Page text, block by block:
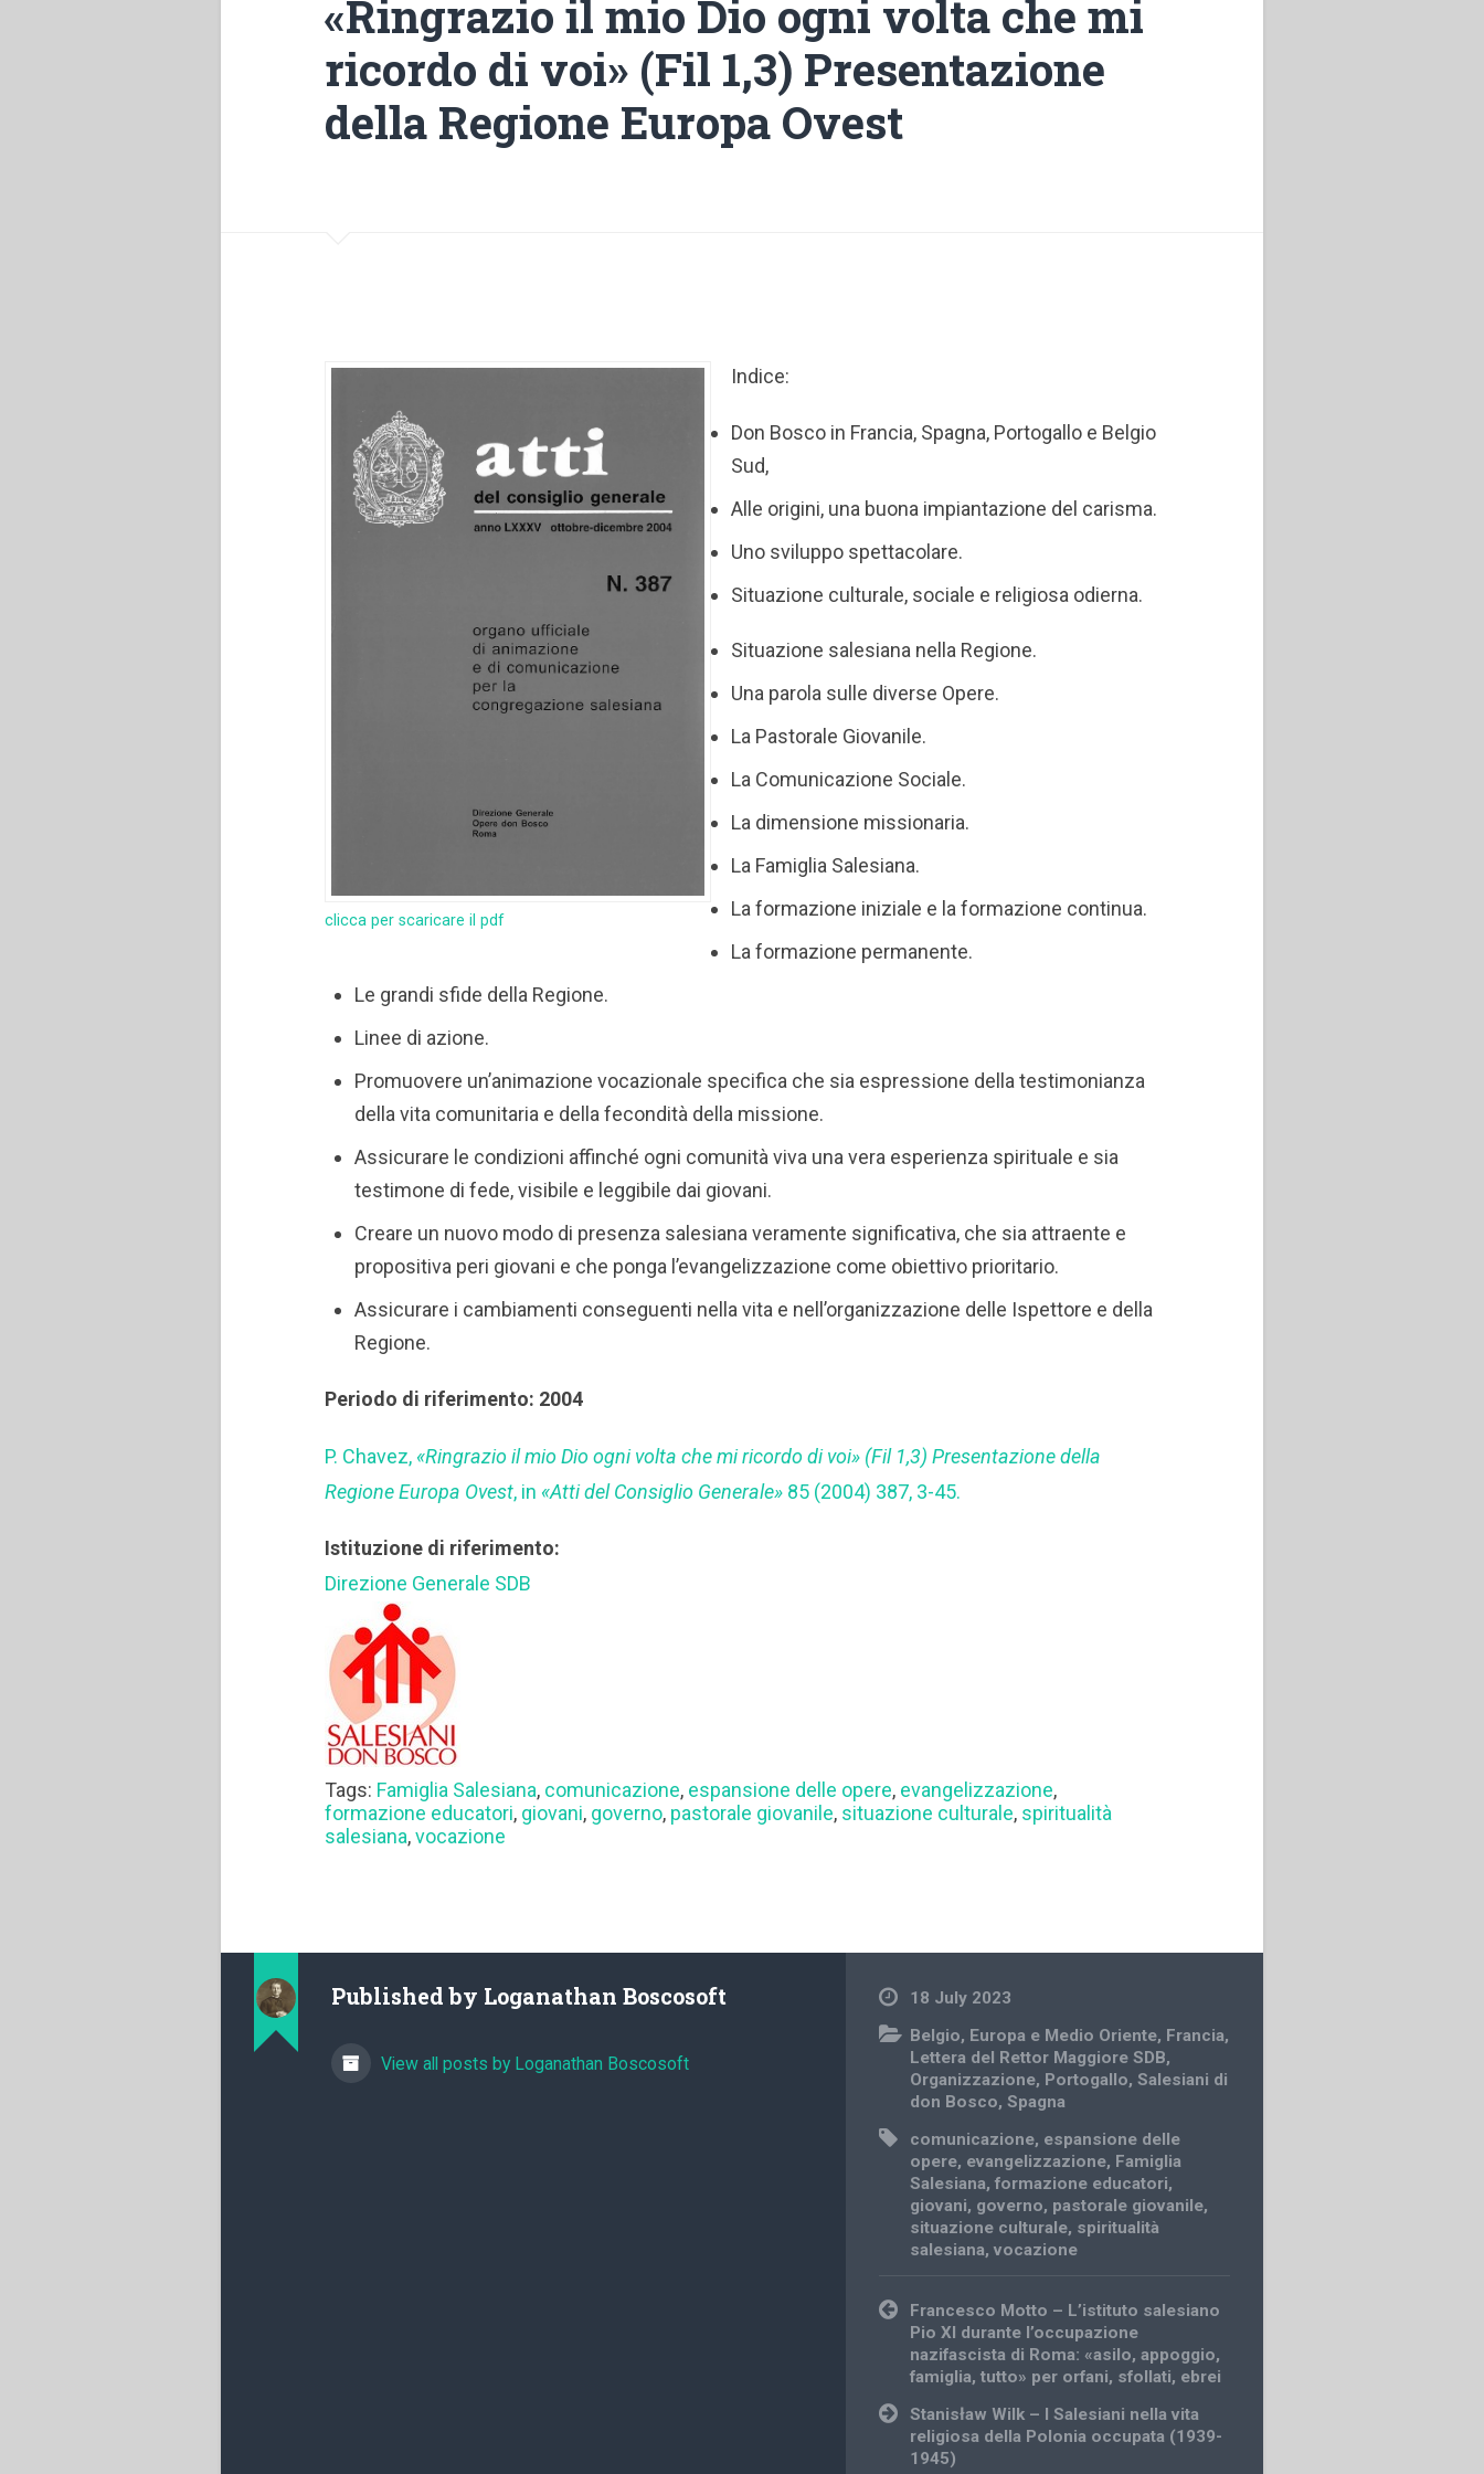
«Ringrazio il mio Dio ogni volta che mi
ricordo di voi» (Fil 1,3) Presentazione
della Regione Europa Ovest
clicca per scaricare il pdf
Indice:
Don Bosco in Francia, Spagna, Portogallo e Belgio
Sud,
Alle origini, una buona impiantazione del carisma.
Uno sviluppo spettacolare.
Situazione culturale, sociale e religiosa odierna.
Situazione salesiana nella Regione.
Una parola sulle diverse Opere.
La Pastorale Giovanile.
La Comunicazione Sociale.
La dimensione missionaria.
La Famiglia Salesiana.
La formazione iniziale e la formazione continua.
La formazione permanente.
Le grandi sfide della Regione.
Linee di azione.
Promuovere un’animazione vocazionale specifica che sia espressione della testimonianza
della vita comunitaria e della fecondità della missione.
Assicurare le condizioni affinché ogni comunità viva una vera esperienza spirituale e sia
testimone di fede, visibile e leggibile dai giovani.
Creare un nuovo modo di presenza salesiana veramente significativa, che sia attraente e
propositiva peri giovani e che ponga l’evangelizzazione come obiettivo prioritario.
Assicurare i cambiamenti conseguenti nella vita e nell’organizzazione delle Ispettore e della
Regione.
Periodo di riferimento: 2004
P. Chavez, «Ringrazio il mio Dio ogni volta che mi ricordo di voi» (Fil 1,3) Presentazione della
Regione Europa Ovest, in «Atti del Consiglio Generale» 85 (2004) 387, 3-45.
Istituzione di riferimento:
Direzione Generale SDB
Tags: Famiglia Salesiana, comunicazione, espansione delle opere, evangelizzazione,
formazione educatori, giovani, governo, pastorale giovanile, situazione culturale, spiritualità
salesiana,vocazione
Published by Loganathan Boscosoft
View all posts by Loganathan Boscosoft
18 July 2023
Belgio, Europa e Medio Oriente, Francia,
Lettera del Rettor Maggiore SDB,
Organizzazione, Portogallo,Salesiani di
don Bosco,Spagna
comunicazione, espansione delle
opere, evangelizzazione, Famiglia
Salesiana,formazione educatori,
giovani, governo, pastorale giovanile,
situazione culturale, spiritualità
salesiana,vocazione
Post
navigation
Francesco Motto – L’istituto salesiano
Pio XI durante l’occupazione
nazifascista di Roma: «asilo, appoggio,
famiglia, tutto» per orfani, sfollati, ebrei
Stanisław Wilk – I Salesiani nella vita
religiosa della Polonia occupata (1939-
1945)